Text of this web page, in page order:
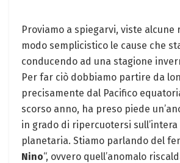
Proviamo a spiegarvi, viste alcune
modo semplicistico le cause che
conducendo ad una stagione
Per far ciò dobbiamo partire da
precisamente dal Pacifico
scorso anno, ha preso piede
in grado di ripercuotersi
planetaria. Stiamo parlando del
Nino“, ovvero quell’anomalo